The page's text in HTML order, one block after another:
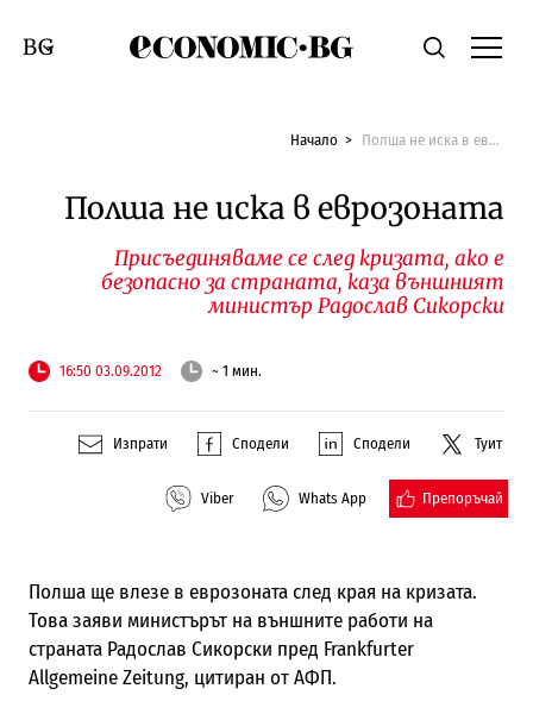
Economic.bgТърсене
Смяна на език
Начало Полша не иска в еврозоната
Полша не иска в еврозоната
Присъединяваме се след кризата, ако е
безопасно за страната, каза външният
министър Радослав Сикорски
16:50 03.09.2012 ~ 1 мин.
Изпрати Сподели Сподели Туит
Viber Whats App Препоръчай
Полша ще влезе в еврозоната след края на кризата.
Това заяви министърът на външните работи на
страната Радослав Сикорски пред Frankfurter
Allgemeine Zeitung, цитиран от АФП.